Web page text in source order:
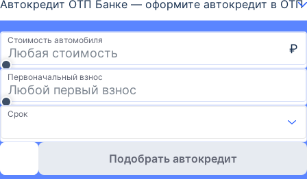
Автокредит ОТП Банке — оформите автокредит в ОТП
Стоимость автомобиля
₽
Первоначальный взнос
Срок
Подобрать автокредит